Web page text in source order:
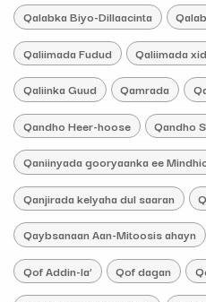
Qalabka Biyo-Dillaacinta
Qaliimada Fudud Qaliimada
Qaliinka Guud Qamrada
Qandho Heer-hoose Qandho
Qaniinyada gooryaanka ee
Qanjirada kelyaha dul saaran
Qaybsanaan Aan-Mitoosis ahayn
Qof Addin-la’ Qof dagan